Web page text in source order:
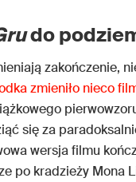
do
zakończenie,
zmieniło nieco
się za
wersja filmu
po kradzieży Mona